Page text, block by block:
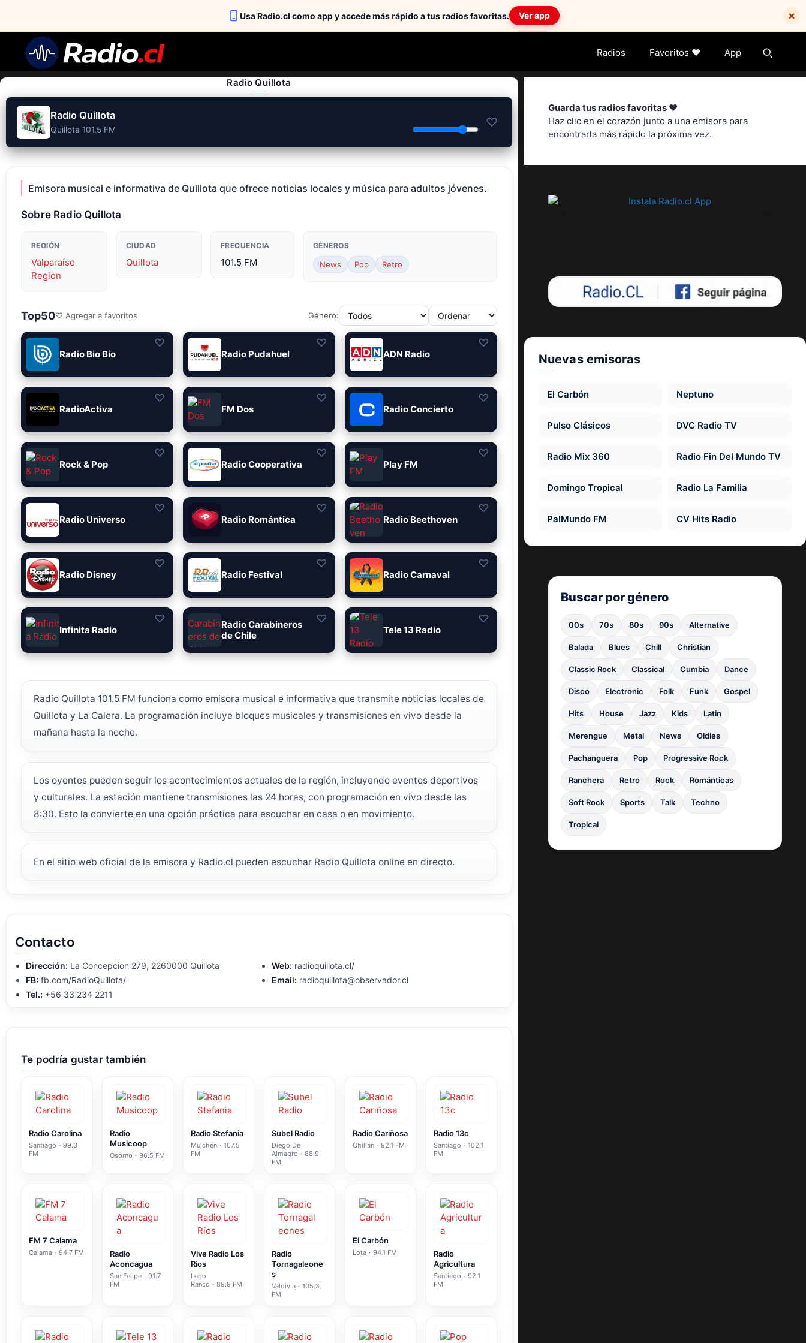
Usa Radio.cl como app y accede más rápido a tus radios favoritas. Ver app ×
content
Radios Favoritos ❤️ App
Radio Quillota
Radio Quillota
Quillota 101.5 FM ♡
Emisora musical e informativa de Quillota que ofrece noticias locales y música para adultos jóvenes.
Sobre Radio Quillota
REGIÓN
Valparaíso
Region
CIUDAD
Quillota
FRECUENCIA
101.5 FM
GÉNEROS
News Pop Retro
Top50♡ Agregar a favoritos Género:
Radio Bio Bio
♡
Radio Pudahuel
♡
ADN Radio
♡
RadioActiva
♡
FM Dos
♡
Radio Concierto
♡
Rock & Pop
♡
Radio Cooperativa
♡
Play FM
♡
Radio Universo
♡
Radio Romántica
♡
Radio Beethoven
♡
Radio Disney
♡
Radio Festival
♡
Radio Carnaval
♡
Infinita Radio
♡
Radio Carabineros
de Chile
♡
Tele 13 Radio
♡
Radio Quillota 101.5 FM funciona como emisora musical e informativa que transmite noticias locales de
Quillota y La Calera. La programación incluye bloques musicales y transmisiones en vivo desde la
mañana hasta la noche.
Los oyentes pueden seguir los acontecimientos actuales de la región, incluyendo eventos deportivos
y culturales. La estación mantiene transmisiones las 24 horas, con programación en vivo desde las
8:30. Esto la convierte en una opción práctica para escuchar en casa o en movimiento.
En el sitio web oficial de la emisora y Radio.cl pueden escuchar Radio Quillota online en directo.
Contacto
Dirección: La Concepcion 279, 2260000 Quillota Web: radioquillota.cl/
FB: fb.com/RadioQuillota/ Email: radioquillota@observador.cl
Tel.: +56 33 234 2211
Te podría gustar también
Radio Carolina
Santiago · 99.3
FM
Radio
Musicoop
Osorno · 96.5 FM
Radio Stefania
Mulchén · 107.5
FM
Subel Radio
Diego De
Almagro · 88.9
FM
Radio Cariñosa
Chillán · 92.1 FM
Radio 13c
Santiago · 102.1
FM
FM 7 Сalama
Calama · 94.7 FM
Radio
Aconcagua
San Felipe · 91.7
FM
Vive Radio Los
Ríos
Lago
Ranco · 89.9 FM
Radio
Tornagaleone
s
Valdivia · 105.3
FM
El Carbón
Lota · 94.1 FM
Radio
Agricultura
Santiago · 92.1
FM
Guarda tus radios favoritas ❤️
Haz clic en el corazón junto a una emisora para
encontrarla más rápido la próxima vez.
Nuevas emisoras
El Carbón Neptuno
Pulso Clásicos DVC Radio TV
Radio Mix 360 Radio Fin Del Mundo TV
Domingo Tropical Radio La Familia
PalMundo FM CV Hits Radio
Buscar por género
00s 70s 80s 90s Alternative
Balada Blues Chill Christian
Classic Rock Classical Cumbia Dance
Disco Electronic Folk Funk Gospel
Hits House Jazz Kids Latin
Merengue Metal News Oldies
Pachanguera Pop Progressive Rock
Ranchera Retro Rock Románticas
Soft Rock Sports Talk Techno
Tropical